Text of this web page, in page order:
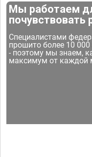
Мы работаем
почувствовать
Специалистами
прошито более 10
- поэтому мы знаем,
максимум от каждой